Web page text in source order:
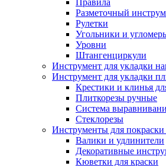
Разметочный
Рулетки
Угольники и
Уровни
Штангенциркули
Инструмент для укладки
Инструмент для укладки
Крестики и клинья
Плиткорезы ручные
Система
Стеклорезы
Инструменты для покраски
Валики и удлинители
Декоративные
Кюветки для краски